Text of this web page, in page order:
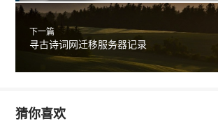
下一篇
寻古诗词网迁移服务器记录
猜你喜欢